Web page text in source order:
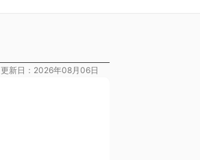
更新日：2026年08月06日